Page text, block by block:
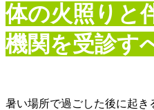
体の火照りと
機関を受診す
暑い場所で過ごした後に起